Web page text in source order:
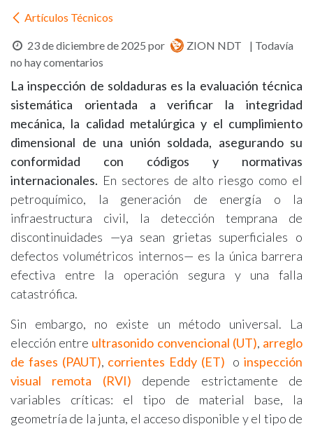
Artículos Técnicos
23 de diciembre de 2025 por ZION NDT
| Todavía
no hay comentarios
La inspección de soldaduras es la evaluación técnica
sistemática orientada a verificar la integridad
mecánica, la calidad metalúrgica y el cumplimiento
dimensional de una unión soldada, asegurando su
conformidad con códigos y normativas
internacionales. En sectores de alto riesgo como el
petroquímico, la generación de energía o la
infraestructura civil, la detección temprana de
discontinuidades —ya sean grietas superficiales o
defectos volumétricos internos— es la única barrera
efectiva entre la operación segura y una falla
catastrófica.
Sin embargo, no existe un método universal. La
elección entre ultrasonido convencional (UT), arreglo
de fases (PAUT), corrientes Eddy (ET) o inspección
visual remota (RVI) depende estrictamente de
variables críticas: el tipo de material base, la
geometría de la junta, el acceso disponible y el tipo de